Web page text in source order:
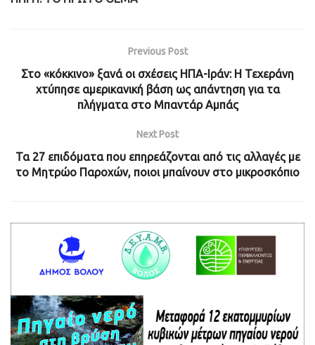
Previous Post
Στο «κόκκινο» ξανά οι σχέσεις ΗΠΑ-Ιράν: Η Τεχεράνη
χτύπησε αμερικανική βάση ως απάντηση για τα
πλήγματα στο Μπαντάρ Αμπάς
Next Post
Τα 27 επιδόματα που επηρεάζονται από τις αλλαγές με
το Μητρώο Παροχών, ποιοι μπαίνουν στο μικροσκόπιο